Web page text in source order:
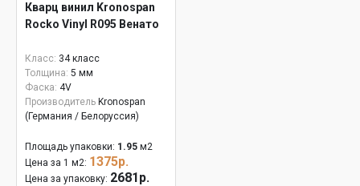
Кварц винил Kronospan
Rocko Vinyl R095 Венато
Класс: 34 класс
Толщина: 5 мм
Фаска: 4V
Производитель Kronospan
(Германия / Белоруссия)
Площадь упаковки: 1.95 м2
Цена за 1 м2: 1375р.
Цена за упаковку: 2681р.